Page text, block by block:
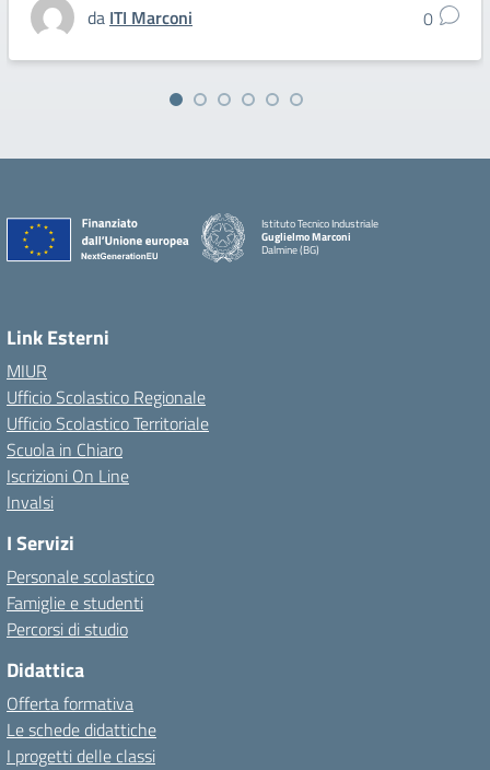
da ITI Marconi 0
Istituto Tecnico Industriale
Guglielmo Marconi
Dalmine (BG)
Link Esterni
MIUR
Ufficio Scolastico Regionale
Ufficio Scolastico Territoriale
Scuola in Chiaro
Iscrizioni On Line
Invalsi
I Servizi
Personale scolastico
Famiglie e studenti
Percorsi di studio
Didattica
Offerta formativa
Le schede didattiche
I progetti delle classi